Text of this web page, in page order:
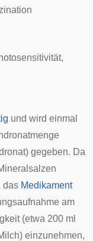
,
und wird einmal
gegeben. Da
das Medikament
am
(etwa 200 ml
einzunehmen,